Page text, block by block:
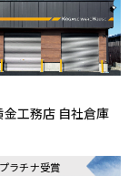
工務店 自社倉庫
ラチナ受賞